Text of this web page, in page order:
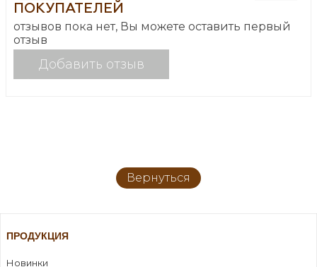
ПОКУПАТЕЛЕЙ
отзывов пока нет, Вы можете оставить первый
отзыв
Добавить отзыв
Вернуться
ПРОДУКЦИЯ
Новинки